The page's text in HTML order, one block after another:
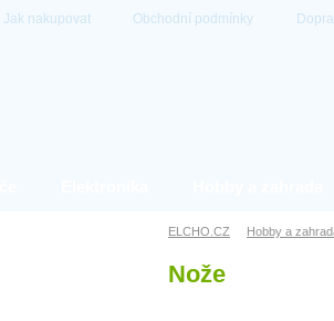
Jak nakupovat Obchodní podmínky
ELCHO.CZ Hobby a
Nože